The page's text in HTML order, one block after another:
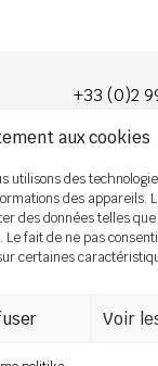
aux cookies
utilisons des
des appareils.
des données telles
fait de ne pas
certaines
Voir
+33 (0)2
Les
P.A. de la
35220